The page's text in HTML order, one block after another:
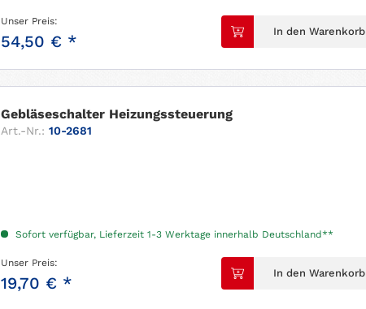
Unser Preis:
54,50 € *
In den Warenkorb
Gebläseschalter Heizungssteuerung
Art.-Nr.: 10-2681
Sofort verfügbar, Lieferzeit 1-3 Werktage innerhalb Deutschland**
Unser Preis:
19,70 € *
In den Warenkorb